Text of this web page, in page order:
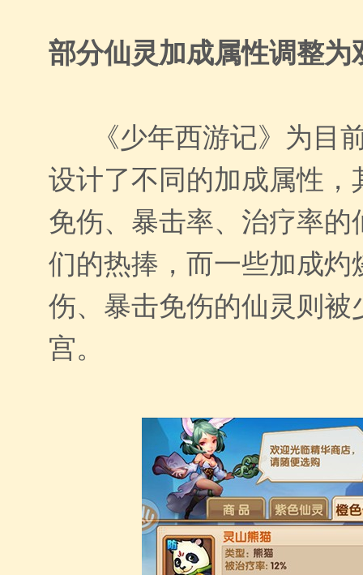
部分仙灵加成属性调整为
《少年西游记》为目
设计了不同的加成属性
免伤、暴击率、治疗率
们的热捧，而一些加成
伤、暴击免伤的仙灵则被
宫。